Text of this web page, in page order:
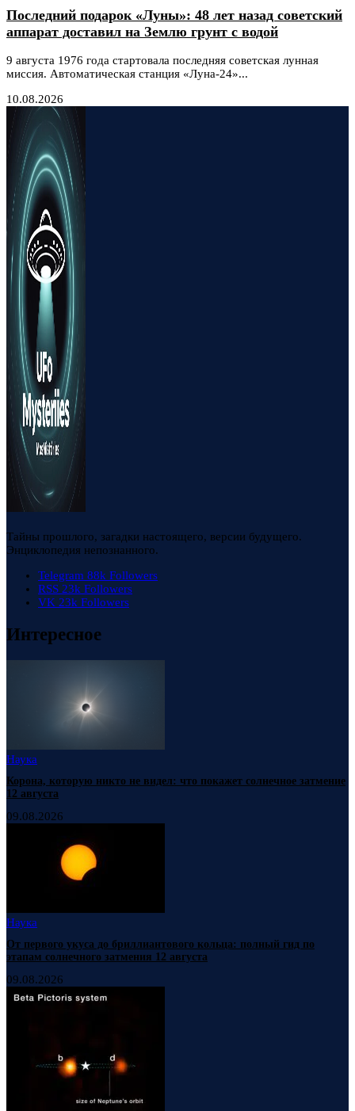
Последний подарок «Луны»: 48 лет назад советский
аппарат доставил на Землю грунт с водой
9 августа 1976 года стартовала последняя советская лунная
миссия. Автоматическая станция «Луна-24»...
10.08.2026
Тайны прошлого, загадки настоящего, версии будущего.
Энциклопедия непознанного.
Telegram 88k Followers
RSS 23k Followers
VK 23k Followers
Интересное
Наука
Корона, которую никто не видел: что покажет солнечное затмение
12 августа
09.08.2026
Наука
От первого укуса до бриллиантового кольца: полный гид по
этапам солнечного затмения 12 августа
09.08.2026